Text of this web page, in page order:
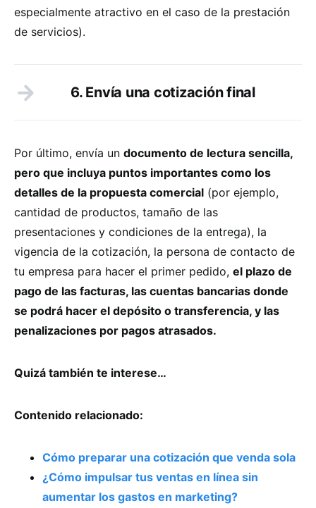
especialmente atractivo en el caso de la prestación
de servicios).
6. Envía una cotización final
Por último, envía un documento de lectura sencilla,
pero que incluya puntos importantes como los
detalles de la propuesta comercial (por ejemplo,
cantidad de productos, tamaño de las
presentaciones y condiciones de la entrega), la
vigencia de la cotización, la persona de contacto de
tu empresa para hacer el primer pedido, el plazo de
pago de las facturas, las cuentas bancarias donde
se podrá hacer el depósito o transferencia, y las
penalizaciones por pagos atrasados.
Quizá también te interese…
Contenido relacionado:
Cómo preparar una cotización que venda sola
¿Cómo impulsar tus ventas en línea sin
aumentar los gastos en marketing?